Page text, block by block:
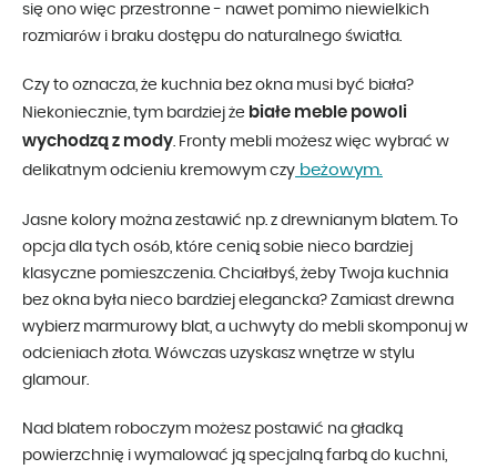
się ono więc przestronne - nawet pomimo niewielkich
rozmiarów i braku dostępu do naturalnego światła.
Czy to oznacza, że kuchnia bez okna musi być biała?
Niekoniecznie, tym bardziej że białe meble powoli
wychodzą z mody . Fronty mebli możesz więc wybrać w
delikatnym odcieniu kremowym czy beżowym.
Jasne kolory można zestawić np. z drewnianym blatem. To
opcja dla tych osób, które cenią sobie nieco bardziej
klasyczne pomieszczenia. Chciałbyś, żeby Twoja kuchnia
bez okna była nieco bardziej elegancka? Zamiast drewna
wybierz marmurowy blat, a uchwyty do mebli skomponuj w
odcieniach złota. Wówczas uzyskasz wnętrze w stylu
glamour.
Nad blatem roboczym możesz postawić na gładką
powierzchnię i wymalować ją specjalną farbą do kuchni,